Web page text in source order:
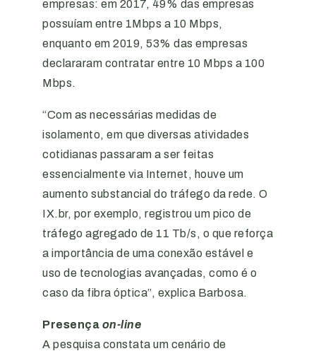
empresas: em 2017, 49% das empresas
possuíam entre 1Mbps a 10 Mbps,
enquanto em 2019, 53% das empresas
declararam contratar entre 10 Mbps a 100
Mbps.
“Com as necessárias medidas de
isolamento, em que diversas atividades
cotidianas passaram a ser feitas
essencialmente via Internet, houve um
aumento substancial do tráfego da rede. O
IX.br, por exemplo, registrou um pico de
tráfego agregado de 11 Tb/s, o que reforça
a importância de uma conexão estável e
uso de tecnologias avançadas, como é o
caso da fibra óptica”, explica Barbosa.
Presença on-line
A pesquisa constata um cenário de